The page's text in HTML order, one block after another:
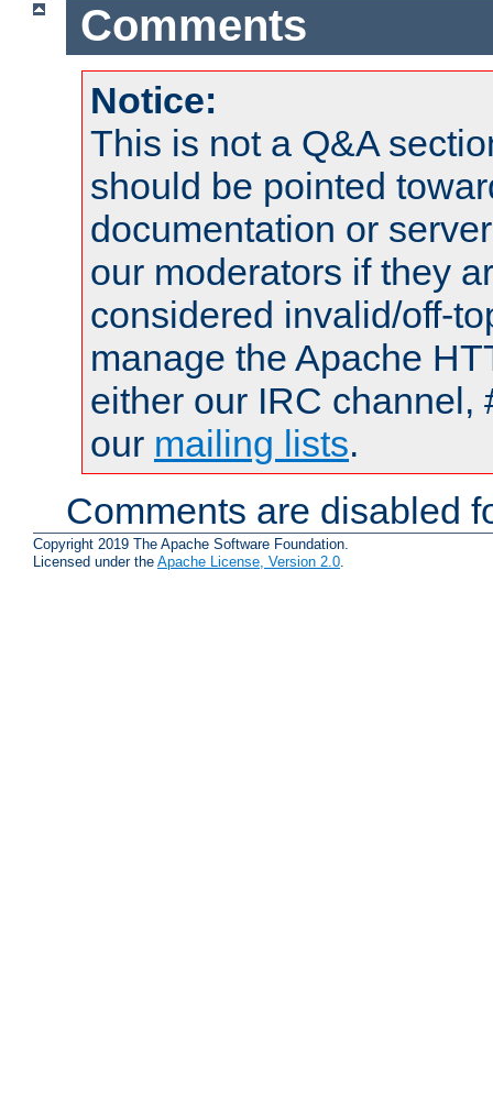
Comments
Notice:
This is not a Q&A
should be pointed
documentation or
our moderators if they
considered invalid/off-
manage the Apache
either our IRC channel,
our mailing lists.
Comments are disabled
Copyright 2019 The Apache Software Foundation.
Licensed under the Apache License, Version 2.0.